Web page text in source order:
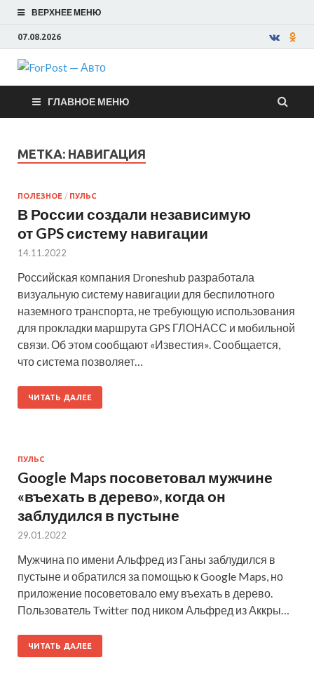
ВЕРХНЕЕ МЕНЮ
07.08.2026
ForPost —
Авто
ГЛАВНОЕ МЕНЮ
МЕТКА: НАВИГАЦИЯ
ПОЛЕЗНОЕ / ПУЛЬС
В России создали независимую
от GPS систему навигации
14.11.2022
Российская компания Droneshub разработала
визуальную систему навигации для беспилотного
наземного транспорта, не требующую использования
для прокладки маршрута GPS ГЛОНАСС и мобильной
связи. Об этом сообщают «Известия». Сообщается,
что cистема позволяет…
ЧИТАТЬ ДАЛЕЕ
ПУЛЬС
Google Maps посоветовал мужчине
«въехать в дерево», когда он
заблудился в пустыне
29.01.2022
Мужчина по имени Альфред из Ганы заблудился в
пустыне и обратился за помощью к Google Maps, но
приложение посоветовало ему въехать в дерево.
Пользователь Twitter под ником Альфред из Аккры…
ЧИТАТЬ ДАЛЕЕ